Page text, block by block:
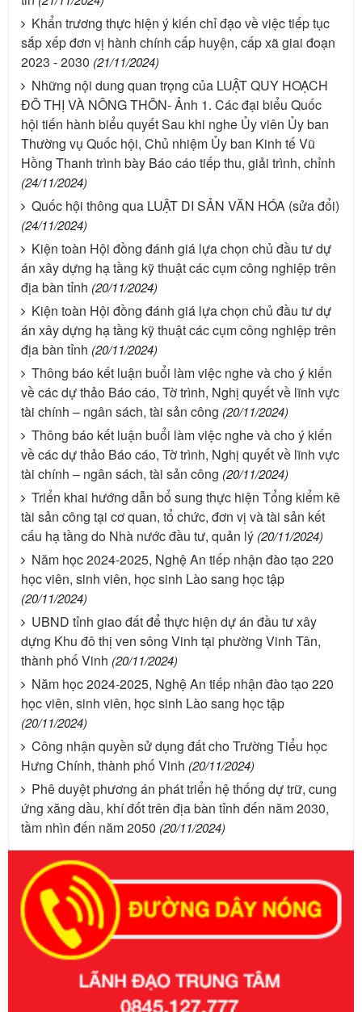
Khẩn trương thực hiện ý kiến chỉ đạo về việc tiếp tục
sắp xếp đơn vị hành chính cấp huyện, cấp xã giai đoạn
2023 - 2030 (21/11/2024)
Những nội dung quan trọng của LUẬT QUY HOẠCH
ĐÔ THỊ VÀ NÔNG THÔN- Ảnh 1. Các đại biểu Quốc
hội tiến hành biểu quyết Sau khi nghe Ủy viên Ủy ban
Thường vụ Quốc hội, Chủ nhiệm Ủy ban Kinh tế Vũ
Hồng Thanh trình bày Báo cáo tiếp thu, giải trình, chỉnh
(24/11/2024)
Quốc hội thông qua LUẬT DI SẢN VĂN HÓA (sửa đổi)
(24/11/2024)
Kiện toàn Hội đồng đánh giá lựa chọn chủ đầu tư dự
án xây dựng hạ tầng kỹ thuật các cụm công nghiệp trên
địa bàn tỉnh (20/11/2024)
Kiện toàn Hội đồng đánh giá lựa chọn chủ đầu tư dự
án xây dựng hạ tầng kỹ thuật các cụm công nghiệp trên
địa bàn tỉnh (20/11/2024)
Thông báo kết luận buổi làm việc nghe và cho ý kiến
về các dự thảo Báo cáo, Tờ trình, Nghị quyết về lĩnh vực
tài chính – ngân sách, tài sản công (20/11/2024)
Thông báo kết luận buổi làm việc nghe và cho ý kiến
về các dự thảo Báo cáo, Tờ trình, Nghị quyết về lĩnh vực
tài chính – ngân sách, tài sản công (20/11/2024)
Triển khai hướng dẫn bổ sung thực hiện Tổng kiểm kê
tài sản công tại cơ quan, tổ chức, đơn vị và tài sản kết
cấu hạ tầng do Nhà nước đầu tư, quản lý (20/11/2024)
Năm học 2024-2025, Nghệ An tiếp nhận đào tạo 220
học viên, sinh viên, học sinh Lào sang học tập
(20/11/2024)
UBND tỉnh giao đất để thực hiện dự án đầu tư xây
dựng Khu đô thị ven sông Vinh tại phường Vinh Tân,
thành phố Vinh (20/11/2024)
Năm học 2024-2025, Nghệ An tiếp nhận đào tạo 220
học viên, sinh viên, học sinh Lào sang học tập
(20/11/2024)
Công nhận quyền sử dụng đất cho Trường Tiểu học
Hưng Chính, thành phố Vinh (20/11/2024)
Phê duyệt phương án phát triển hệ thống dự trữ, cung
ứng xăng dầu, khí đốt trên địa bàn tỉnh đến năm 2030,
tầm nhìn đến năm 2050 (20/11/2024)